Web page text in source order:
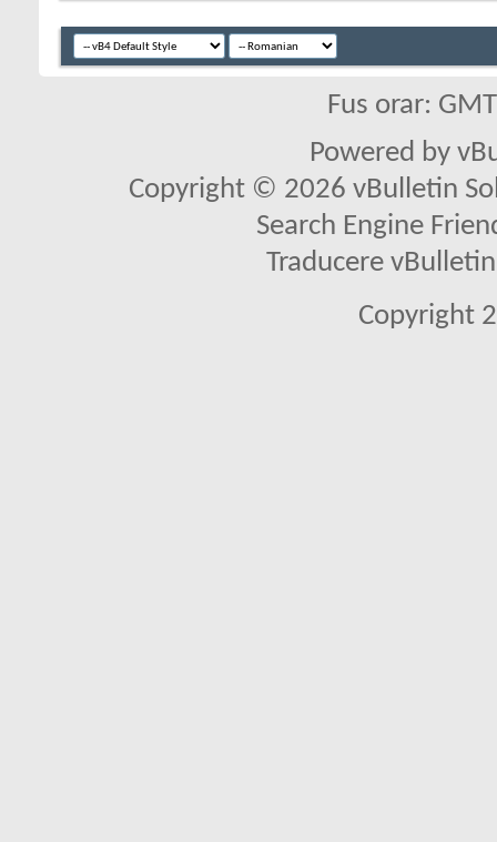
Fus orar:
Powered by
Copyright © 2026 vBulletin
Search Engine
Traducere
Copyright